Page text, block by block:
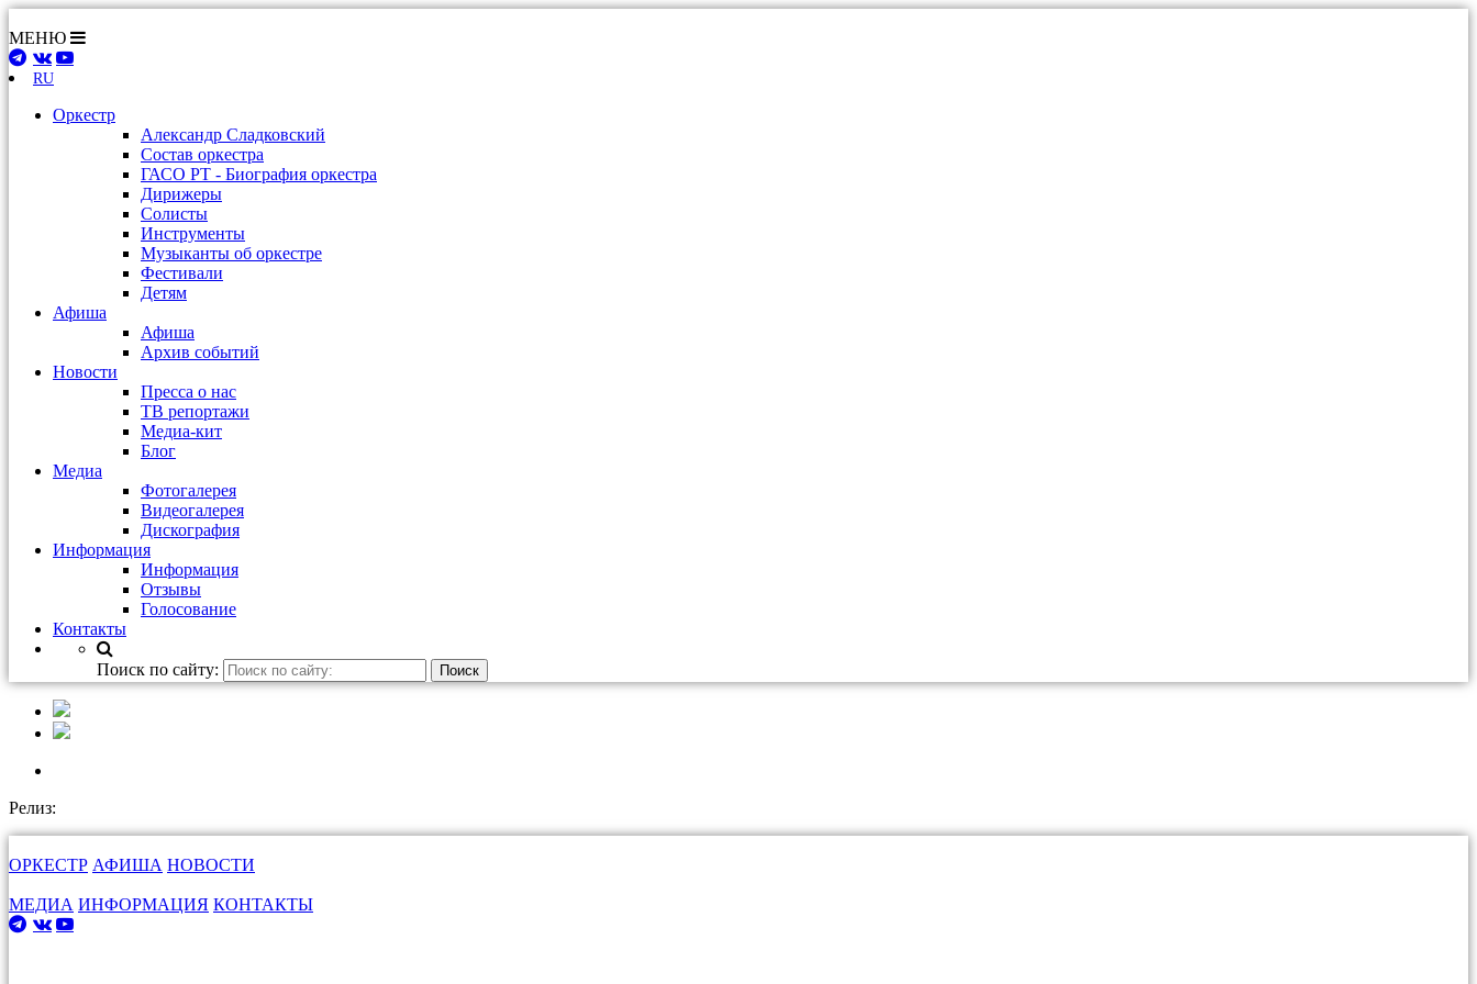
МЕНЮ
RU
Оркестр
Александр Сладковский
Состав оркестра
ГАСО РТ - Биография оркестра
Дирижеры
Солисты
Инструменты
Музыканты об оркестре
Фестивали
Детям
Афиша
Афиша
Архив событий
Новости
Пресса о нас
ТВ репортажи
Медиа-кит
Блог
Медиа
Фотогалерея
Видеогалерея
Дискография
Информация
Информация
Отзывы
Голосование
Контакты
Поиск по сайту:
Релиз:
ОРКЕСТР АФИША НОВОСТИ
МЕДИА ИНФОРМАЦИЯ КОНТАКТЫ